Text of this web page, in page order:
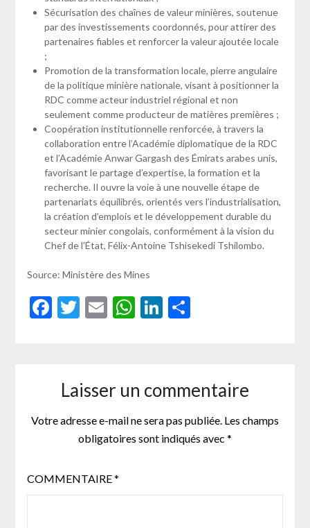
Sécurisation des chaînes de valeur minières, soutenue
par des investissements coordonnés, pour attirer des
partenaires fiables et renforcer la valeur ajoutée locale
;
Promotion de la transformation locale, pierre angulaire
de la politique minière nationale, visant à positionner la
RDC comme acteur industriel régional et non
seulement comme producteur de matières premières ;
Coopération institutionnelle renforcée, à travers la
collaboration entre l’Académie diplomatique de la RDC
et l’Académie Anwar Gargash des Émirats arabes unis,
favorisant le partage d’expertise, la formation et la
recherche. Il ouvre la voie à une nouvelle étape de
partenariats équilibrés, orientés vers l’industrialisation,
la création d’emplois et le développement durable du
secteur minier congolais, conformément à la vision du
Chef de l’État, Félix-Antoine Tshisekedi Tshilombo.
Source: Ministère des Mines
Facebook
Twitter
EmailWhatsApp
LinkedIn
Partager
Laisser un commentaire
Votre adresse e-mail ne sera pas publiée. Les champs
obligatoires sont indiqués avec *
COMMENTAIRE*